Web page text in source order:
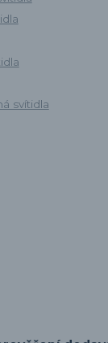
svítidla